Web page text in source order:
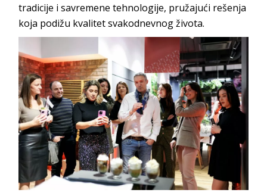
tradicije i savremene tehnologije, pružajući rešenja
koja podižu kvalitet svakodnevnog života.